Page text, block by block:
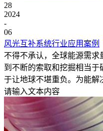
28
2024
-
06
风光互补系统行业应用案例
不得不承认，全球能源需
到不断的索取和挖掘相当
于让地球不堪重负。为能解
请输入文本内容